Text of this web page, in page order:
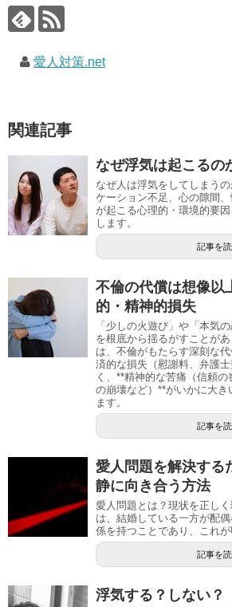
愛人対策.net
関連記事
なぜ浮気は起こるの
なぜ人は浮気をしてしまう
ケーション不足、心の隙間
が起こる心理的・環境的要
します。
記事を
不倫の代償は想像以
的・精神的損失
「少しの火遊び」や「本気
を根底から揺るがすことが
は、不倫がもたらす深刻な
済的な損失（慰謝料、弁護
く、**精神的な苦痛（信頼
の崩壊など）**がいかに大き
ます。
記事を
愛人問題を解決する
静に向き合う方法
愛人問題とは？現状を正し
は、結婚している一方が配
係を持つことであり、これが
記事を
浮気する？しない？